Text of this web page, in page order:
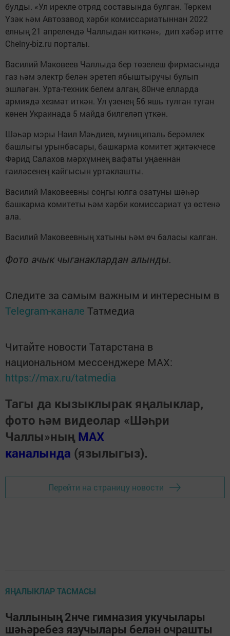
булды. «Ул ирекле отряд составында булган. Төркем
Үзәк һәм Автозавод хәрби комиссариатыннан 2022
елның 21 апрелендә Чаллыдан киткән», дип хәбәр итте
Сhelny-biz.ru порталы.
Василий Маковеев Чаллыда бер төзелеш фирмасында
газ һәм электр белән эретеп ябыштыручы булып
эшләгән. Урта-техник белем алган, 80нче елларда
армиядә хезмәт иткән. Ул үзенең 56 яшь тулган туган
көнен Украинада 5 майда билгеләп үткән.
Шәһәр мэры Наил Мәһдиев, муниципаль берәмлек
башлыгы урынбасары, башкарма комитет җитәкчесе
Фәрид Салахов мәрхүмнең вафаты уңаеннан
гаиләсенең кайгысын уртаклашты.
Василий Маковеевны соңгы юлга озатуны шәһәр
башкарма комитеты һәм хәрби комиссариат үз өстенә
ала.
Василий Маковеевның хатыны һәм өч баласы калган.
Фото ачык чыганаклардан алынды.
Следите за самым важным и интересным в
Telegram-канале Татмедиа
Читайте новости Татарстана в
национальном мессенджере MАХ:
https://max.ru/tatmedia
Тагы да кызыклырак яңалыклар,
фото һәм видеолар «Шәһри
Чаллы»ның MAX
каналында (язылыгыз).
Перейти на страницу новости
ЯҢАЛЫКЛАР ТАСМАСЫ
Чаллының 2нче гимназия укучылары
шәһәребез язучылары белән очрашты